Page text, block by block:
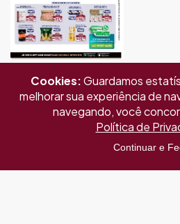
Cookies:Guardamos
melhorar sua experiência de
navegando, você
Política de
Continuar e